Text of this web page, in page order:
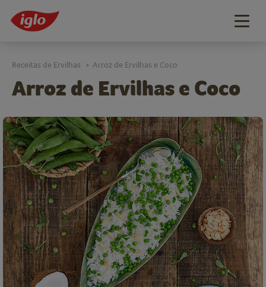
Arroz de Ervilhas e Coco
Receitas de Ervilhas > Arroz de Ervilhas e Coco